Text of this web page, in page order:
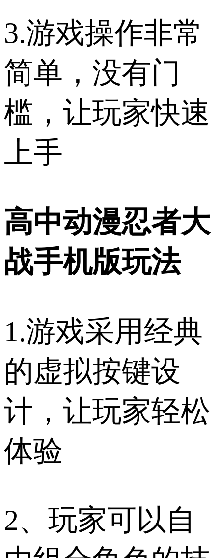
3.游戏操作非常
简单，没有门
槛，让玩家快速
上手
高中动漫忍者大
战手机版玩法
1.游戏采用经典
的虚拟按键设
计，让玩家轻松
体验
2、玩家可以自